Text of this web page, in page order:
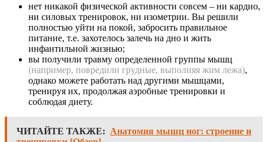
нет никакой физической активности совсем – ни кардио,
ни силовых тренировок, ни изометрии. Вы решили
полностью уйти на покой, забросить правильное
питание, т.е. захотелось залечь на дно и жить
инфантильной жизнью;
вы получили травму определенной группы мышц
(например, повредили грудные, выполняя жим лежа),
однако можете работать над другими мышцами,
тренируя их, продолжая аэробные тренировки и
соблюдая диету.
ЧИТАЙТЕ ТАКЖЕ: Анатомия мышц ног: строение и